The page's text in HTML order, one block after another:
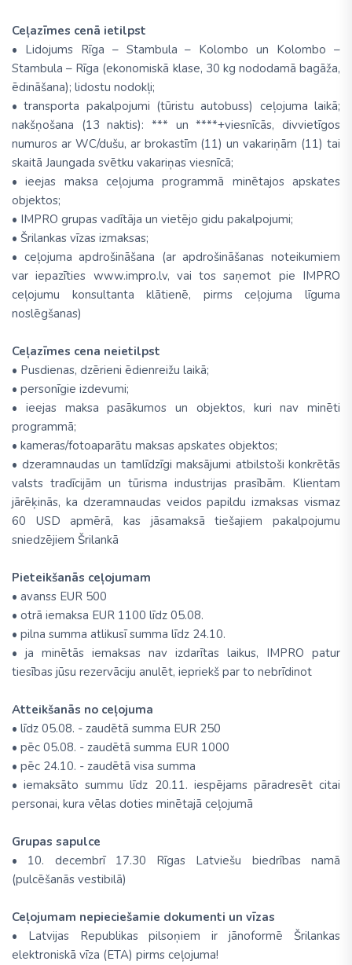
Ceļazīmes cenā ietilpst
• Lidojums Rīga – Stambula – Kolombo un Kolombo –
Stambula – Rīga (ekonomiskā klase, 30 kg nododamā bagāža,
ēdināšana); lidostu nodokļi;
• transporta pakalpojumi (tūristu autobuss) ceļojuma laikā;
nakšņošana (13 naktis): *** un ****+viesnīcās, divvietīgos
numuros ar WC/dušu, ar brokastīm (11) un vakariņām (11) tai
skaitā Jaungada svētku vakariņas viesnīcā;
• ieejas maksa ceļojuma programmā minētajos apskates
objektos;
• IMPRO grupas vadītāja un vietējo gidu pakalpojumi;
• Šrilankas vīzas izmaksas;
• ceļojuma apdrošināšana (ar apdrošināšanas noteikumiem
var iepazīties www.impro.lv, vai tos saņemot pie IMPRO
ceļojumu konsultanta klātienē, pirms ceļojuma līguma
noslēgšanas)
Ceļazīmes cena neietilpst
• Pusdienas, dzērieni ēdienreižu laikā;
• personīgie izdevumi;
• ieejas maksa pasākumos un objektos, kuri nav minēti
programmā;
• kameras/fotoaparātu maksas apskates objektos;
• dzeramnaudas un tamlīdzīgi maksājumi atbilstoši konkrētās
valsts tradīcijām un tūrisma industrijas prasībām. Klientam
jārēķinās, ka dzeramnaudas veidos papildu izmaksas vismaz
60 USD apmērā, kas jāsamaksā tiešajiem pakalpojumu
sniedzējiem Šrilankā
Pieteikšanās ceļojumam
• avanss EUR 500
• otrā iemaksa EUR 1100 līdz 05.08.
• pilna summa atlikusī summa līdz 24.10.
• ja minētās iemaksas nav izdarītas laikus, IMPRO patur
tiesības jūsu rezervāciju anulēt, iepriekš par to nebrīdinot
Atteikšanās no ceļojuma
• līdz 05.08. - zaudētā summa EUR 250
• pēc 05.08. - zaudētā summa EUR 1000
• pēc 24.10. - zaudētā visa summa
• iemaksāto summu līdz 20.11. iespējams pāradresēt citai
personai, kura vēlas doties minētajā ceļojumā
Grupas sapulce
• 10. decembrī 17.30 Rīgas Latviešu biedrības namā
(pulcēšanās vestibilā)
Ceļojumam nepieciešamie dokumenti un vīzas
• Latvijas Republikas pilsoņiem ir jānoformē Šrilankas
elektroniskā vīza (ETA) pirms ceļojuma!